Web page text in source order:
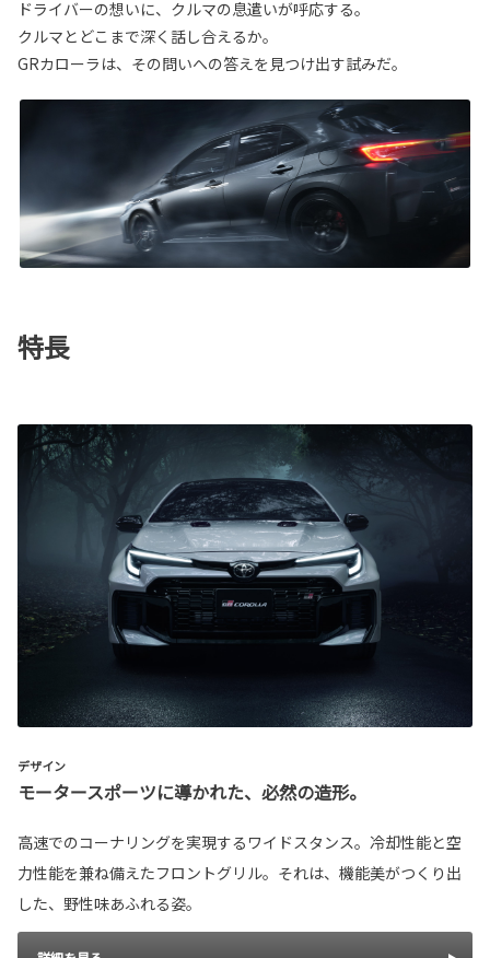
ドライバーの想いに、クルマの息遣いが呼応する。
クルマとどこまで深く話し合えるか。
GRカローラは、その問いへの答えを見つけ出す試みだ。
特長
デザイン
モータースポーツに導かれた、必然の造形。
高速でのコーナリングを実現するワイドスタンス。冷却性能と空
力性能を兼ね備えたフロントグリル。それは、機能美がつくり出
した、野性味あふれる姿。